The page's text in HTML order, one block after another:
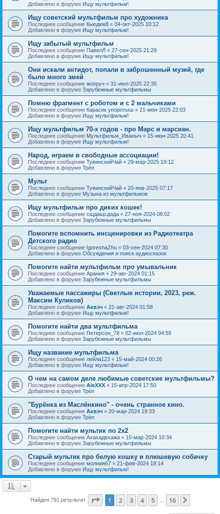
Добавлено в форуме Ищу мультфильм!
Ищу советский мультфильм про художника
Последнее сообщение Кьюдюк8 « 04-окт-2025 10:12
Добавлено в форуме Ищу мультфильм!
Ищу забытый мультфильм
Последнее сообщение ПавелЛ « 27-сен-2025 21:29
Добавлено в форуме Ищу мультфильм!
Они искали антидот, попали в заброшенный музей, где
было много змей
Последнее сообщение жопруч « 31-июл-2025 22:35
Добавлено в форуме Зарубежные мультфильмы
Помню фрагмент с роботом и с 2 мальчиками
Последнее сообщение Карасик упоротыш « 21-июн-2025 22:03
Добавлено в форуме Ищу мультфильм!
Ищу мультфильм 70-х годов - про Марс и марсиан.
Последнее сообщение Мультфильм_Иваныч « 15-июн-2025 20:41
Добавлено в форуме Ищу мультфильм!
Народ, играем в свободные ассоциации!
Последнее сообщение ТувинскийЧай « 29-мар-2025 19:12
Добавлено в форуме Трёп
Мульт
Последнее сообщение ТувинскийЧай « 20-янв-2025 07:17
Добавлено в форуме Музыка из мультфильмов
Ищу мультфильм про диких кошек!
Последнее сообщение сщдащсдада « 27-ноя-2024 08:02
Добавлено в форуме Зарубежные мультфильмы
Помогите вспомнить инсценировки из Радиотеатра
Детского радио
Последнее сообщение IgoreshaZhu « 03-сен-2024 07:30
Добавлено в форуме Обсуждения и поиск аудиосказок
Помогите найти мультфильм про умывальник
Последнее сообщение Арания « 29-авг-2024 01:15
Добавлено в форуме Зарубежные мультфильмы
Уважаемые пассажиры (Светлые истории, 2023, реж.
Максим Куликов)
Последнее сообщение Аквэч « 21-авг-2024 01:58
Добавлено в форуме Ищу мультфильм!
Помогите найти два мультфильма
Последнее сообщение Петерсон_78 « 02-июл-2024 04:55
Добавлено в форуме Зарубежные мультфильмы
Ищу название мультфильма
Последнее сообщение лейла123 « 15-май-2024 00:26
Добавлено в форуме Ищу мультфильм!
О чем на самом деле любимые советские мультфильмы?
Последнее сообщение AleXXX « 15-апр-2024 17:50
Добавлено в форуме Трёп
"Бурёнка из Маслёнкино" - очень странное кино.
Последнее сообщение Аквэч « 20-мар-2024 19:33
Добавлено в форуме Трёп
Помогите найти мультик по 2х2
Последнее сообщение Ахахадвхажа « 15-мар-2024 10:34
Добавлено в форуме Зарубежные мультфильмы
Старый мультик про белую кошку и плюшевую собачку
Последнее сообщение молния67 « 21-фев-2024 18:14
Добавлено в форуме Ищу мультфильм!
Найден 791 результат Страница из 16
1 2 3 4 5 16